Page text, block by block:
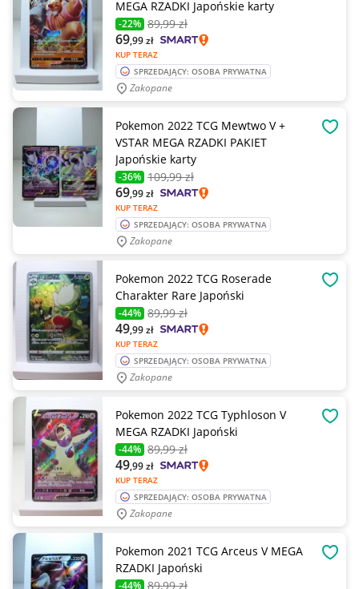
MEGA RZADKI Japońskie karty
-22% 89,99 zł
KUP TERAZ
69,99zł
SPRZEDAJĄCY: OSOBA PRYWATNA
Zakopane
Pokemon 2022 TCG Mewtwo V +
VSTAR MEGA RZADKI PAKIET
Japońskie karty
-36% 109,99 zł
KUP TERAZ
69,99zł
SPRZEDAJĄCY: OSOBA PRYWATNA
Zakopane
Pokemon 2022 TCG Roserade
Charakter Rare Japoński
-44% 89,99 zł
KUP TERAZ
49,99zł
SPRZEDAJĄCY: OSOBA PRYWATNA
Zakopane
Pokemon 2022 TCG Typhloson V
MEGA RZADKI Japoński
-44% 89,99 zł
KUP TERAZ
49,99zł
SPRZEDAJĄCY: OSOBA PRYWATNA
Zakopane
Pokemon 2021 TCG Arceus V MEGA
RZADKI Japoński
-44% 89,99 zł